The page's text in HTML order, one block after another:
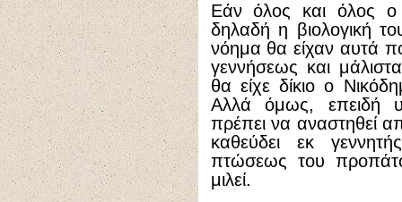
Εάν όλος και όλος
δηλαδή η βιολογική
νόημα θα είχαν αυτά
γεννήσεως και
θα είχε δίκιο ο
Αλλά όμως, επειδή
πρέπει να αναστηθεί
καθεύδει εκ
πτώσεως του
μιλεί.